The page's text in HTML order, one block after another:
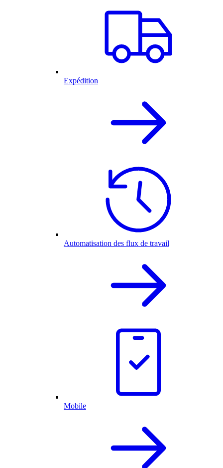
Expédition
Automatisation des flux de travail
Mobile